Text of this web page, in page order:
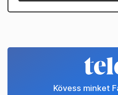
Kövess minket